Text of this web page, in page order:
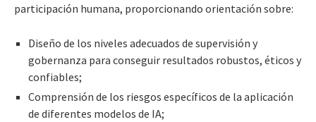
participación humana, proporcionando orientación sobre:
Diseño de los niveles adecuados de supervisión y
gobernanza para conseguir resultados robustos, éticos y
confiables;
Comprensión de los riesgos específicos de la aplicación
de diferentes modelos de IA;